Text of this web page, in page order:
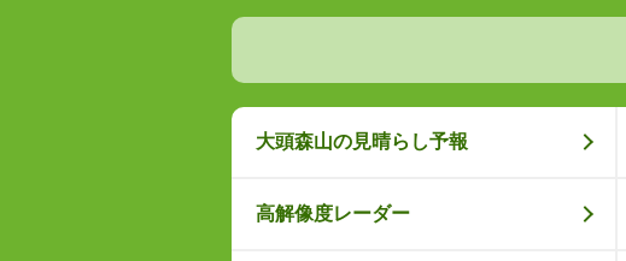
大頭森山の見晴らし予報
高解像度レーダー